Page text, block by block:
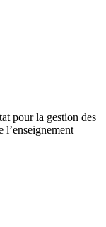
pour la gestion des
l’enseignement